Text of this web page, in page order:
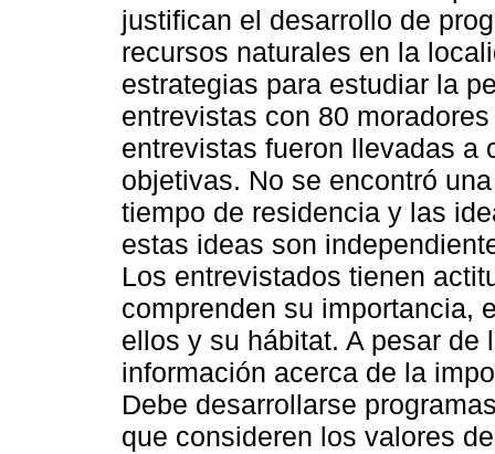
justifican el desarrollo de
recursos naturales en la
estrategias para estudiar la
entrevistas con 80
entrevistas fueron llevadas a
objetivas. No se encontró
tiempo de residencia y las
estas ideas son
Los entrevistados tienen
comprenden su importancia,
ellos y su hábitat. A pesar
información acerca de la
Debe desarrollarse
que consideren los valores